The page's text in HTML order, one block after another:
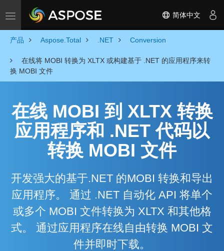
Toggle navigation 简体中文
产品 Aspose.Total .NET Conversion
在线将 MOBI 转换为 XLTX 或构建基于 .NET 的应用程序来转
换 MOBI 文件
在线 MOBI 到 XLTX 转换
应用程序和 .NET 代码以
转换 MOBI 文件
开发强大的基于.NET 的MOBI 转换和导出
应用程序。 通过 .NET 自动化 API 将单个
或多个 MOBI 文件转换为 XLTX 和其他格
式。 通过应用程序在线自由转换 MOBI 文
件并即时下载。